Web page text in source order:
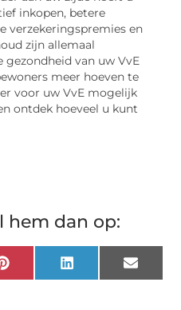
inkopen, betere
verzekeringspremies en
zijn allemaal
gezondheid van uw VvE
meer hoeven te
voor uw VvE mogelijk
ontdek hoeveel u kunt
hem dan op:
Pinterest LinkedIn Email